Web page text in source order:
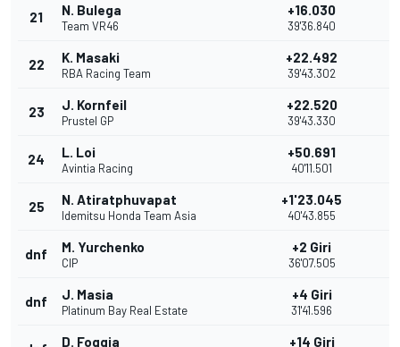
21 N. Bulega
Team VR46
+16.030
39'36.840
22 K. Masaki
RBA Racing Team
+22.492
39'43.302
23 J. Kornfeil
Prustel GP
+22.520
39'43.330
24 L. Loi
Avintia Racing
+50.691
40'11.501
25 N. Atiratphuvapat
Idemitsu Honda Team Asia
+1'23.045
40'43.855
dnf M. Yurchenko
CIP
+2 Giri
36'07.505
dnf J. Masia
Platinum Bay Real Estate
+4 Giri
31'41.596
D. Foggia +14 Giri